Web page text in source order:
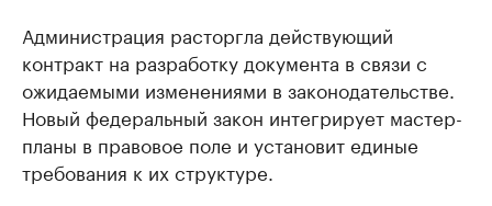
Администрация расторгла действующий
контракт на разработку документа в связи с
ожидаемыми изменениями в законодательстве.
Новый федеральный закон интегрирует мастер-
планы в правовое поле и установит единые
требования к их структуре.